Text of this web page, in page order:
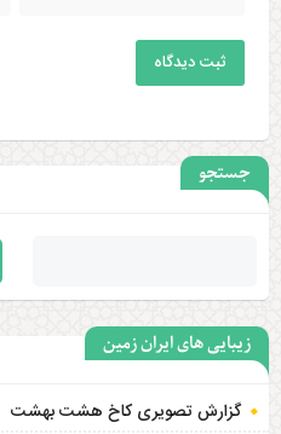
ثبت دیدگاه
جستجو
زیبایی های ایران زمین
گزارش تصویری کاخ هشت‌ بهشت